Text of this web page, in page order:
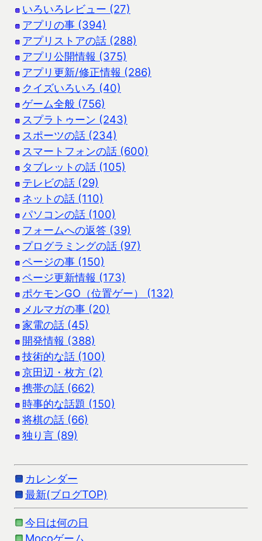
いろいろレビュー (27)
アプリの事 (394)
アプリストアの話 (288)
アプリ公開情報 (375)
アプリ更新/修正情報 (286)
クイズいろいろ (40)
ゲーム全般 (756)
スプラトゥーン (243)
スポーツの話 (234)
スマートフォンの話 (600)
タブレットの話 (105)
テレビの話 (29)
ネットの話 (110)
パソコンの話 (100)
フォームへの返答 (39)
プログラミングの話 (97)
ページの事 (150)
ページ更新情報 (173)
ポケモンGO（位置ゲー） (132)
メルマガの事 (20)
家電の話 (45)
開発情報 (388)
技術的な話 (100)
京田辺・枚方 (2)
携帯の話 (662)
時事的な話題 (150)
将棋の話 (66)
独り言 (89)
カレンダー
最新(ブログTOP)
今日は何の日
Mocoゲーム